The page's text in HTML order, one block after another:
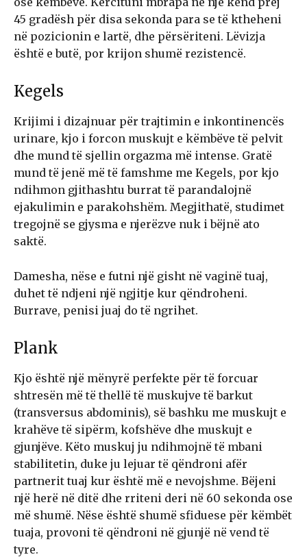
45 gradësh për disa sekonda para se të ktheheni
në pozicionin e lartë, dhe përsëriteni. Lëvizja
është e butë, por krijon shumë rezistencë.
Kegels
Krijimi i dizajnuar për trajtimin e inkontinencës
urinare, kjo i forcon muskujt e këmbëve të pelvit
dhe mund të sjellin orgazma më intense. Gratë
mund të jenë më të famshme me Kegels, por kjo
ndihmon gjithashtu burrat të parandalojnë
ejakulimin e parakohshëm. Megjithatë, studimet
tregojnë se gjysma e njerëzve nuk i bëjnë ato
saktë.
Damesha, nëse e futni një gisht në vaginë tuaj,
duhet të ndjeni një ngjitje kur qëndroheni.
Burrave, penisi juaj do të ngrihet.
Plank
Kjo është një mënyrë perfekte për të forcuar
shtresën më të thellë të muskujve të barkut
(transversus abdominis), së bashku me muskujt e
krahëve të sipërm, kofshëve dhe muskujt e
gjunjëve. Këto muskuj ju ndihmojnë të mbani
stabilitetin, duke ju lejuar të qëndroni afër
partnerit tuaj kur është më e nevojshme. Bëjeni
një herë në ditë dhe rriteni deri në 60 sekonda ose
më shumë. Nëse është shumë sfiduese për këmbët
tuaja, provoni të qëndroni në gjunjë në vend të
tyre.